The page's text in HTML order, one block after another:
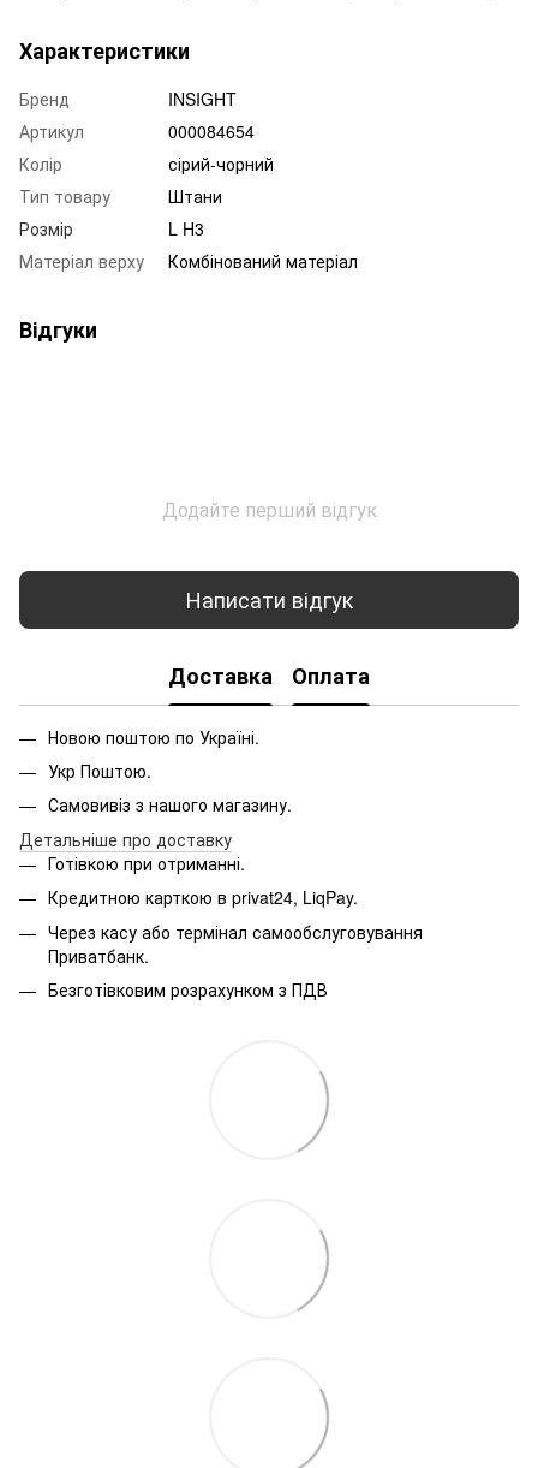
Характеристики
Бренд
INSIGHT
Артикул
000084654
Колір
сірий-чорний
Тип товару
Штани
Розмір
L H3
Матеріал верху
Комбінований матеріал
Відгуки
Додайте перший відгук
Написати відгук
Доставка Оплата
Новою поштою по Україні.
Укр Поштою.
Самовивіз з нашого магазину.
Детальніше про доставку
Готівкою при отриманні.
Кредитною карткою в privat24, LiqPay.
Через касу або термінал самообслуговування
Приватбанк.
Безготівковим розрахунком з ПДВ